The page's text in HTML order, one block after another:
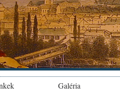
Galéria